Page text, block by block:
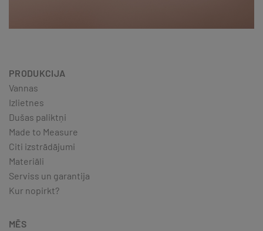
PRODUKCIJA
Vannas
Izlietnes
Dušas paliktņi
Made to Measure
Citi izstrādājumi
Materiāli
Serviss un garantija
Kur nopirkt?
MĒS